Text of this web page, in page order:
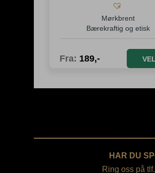
Mørkbrent
Bærekraftig og etisk
Fra: 189,-
HAR DU
Ring oss på